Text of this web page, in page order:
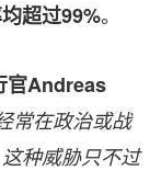
超过99%。
官Andreas
常在政治或战
种威胁只不过